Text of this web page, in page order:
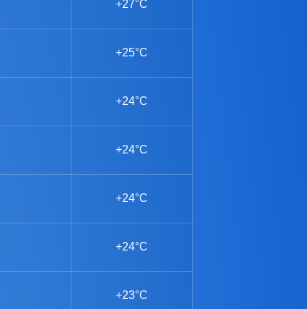
+27°C
+25°C
+24°C
+24°C
+24°C
+24°C
+23°C